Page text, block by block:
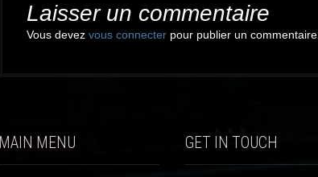
Laisser un commentaire
Vous devez vous connecter pour publier un commentaire.
MAIN MENU GET IN TOUCH